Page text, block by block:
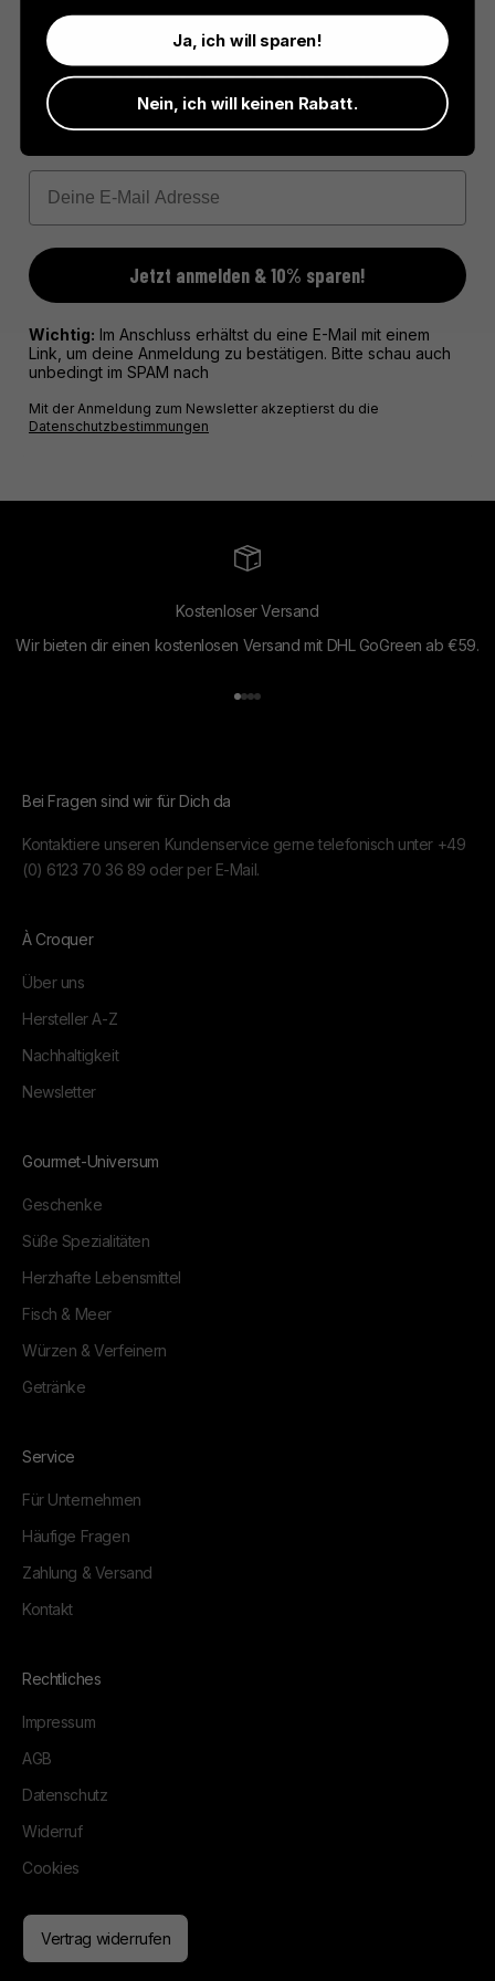
10% RABATT FÜR DICH!
Psst - Du möchtest 10% Rabatt für deine erste Bestellung?
Email
Jetzt anmelden & 10% sparen!
Wichtig: Im Anschluss erhältst du eine E-Mail mit einem
Link, um deine Anmeldung zu bestätigen. Bitte schau auch
unbedingt im SPAM nach
Mit der Anmeldung zum Newsletter akzeptierst du die
Datenschutzbestimmungen
Kostenloser Versand
Wir bieten dir einen kostenlosen Versand mit DHL GoGreen ab €59.
Gehe zu Element 1
Gehe zu Element 2
Gehe zu Element 3
Gehe zu Element 4
Bei Fragen sind wir für Dich da
Kontaktiere unseren Kundenservice gerne telefonisch unter +49
(0) 6123 70 36 89 oder per E-Mail.
À Croquer
Über uns
Hersteller A-Z
Nachhaltigkeit
Newsletter
Gourmet-Universum
Geschenke
Süße Spezialitäten
Herzhafte Lebensmittel
Fisch & Meer
Würzen & Verfeinern
Getränke
Service
Für Unternehmen
Häufige Fragen
Zahlung & Versand
Kontakt
Rechtliches
Impressum
AGB
Datenschutz
Widerruf
Cookies
Vertrag widerrufen
Ja, ich will sparen!
Nein, ich will keinen Rabatt.